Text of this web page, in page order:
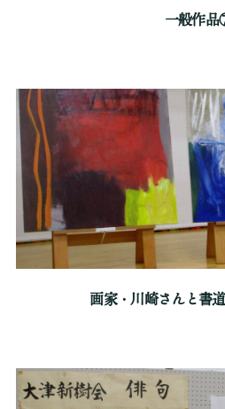
一般作
画家・川崎さんと書